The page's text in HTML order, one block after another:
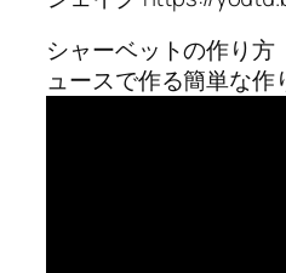
シャーベットの作り方
ュースで作る簡単な作